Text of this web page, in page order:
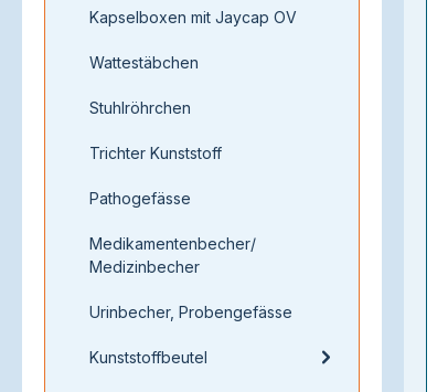
Kapselboxen mit Jaycap OV
Wattestäbchen
Stuhlröhrchen
Trichter Kunststoff
Pathogefässe
Medikamentenbecher/
Medizinbecher
Urinbecher, Probengefässe
Kunststoffbeutel